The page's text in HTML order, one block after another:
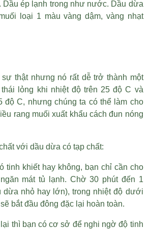
Dầu ép lạnh trong như nước. Dầu dừa
loại 1màu vàng dậm, vàng nhạt
thật nhưng nó rất dễ trở thành một
lỏng khi nhiệt độ trên 25 độ C và
C, nhưng chúng ta có thể làm cho
rang muối xuất khẩu cách đun nóng
với dầu dừa có tạp chất:
tinh khiết hay không, bạn chỉ cần cho
mát tủ lạnh. Chờ 30 phút đến 1
dừa nhỏ hay lớn), trong nhiệt độ dưới
bắt đầu đông đặc lại hoàn toàn.
thì bạn có cơ sở để nghi ngờ độ tinh